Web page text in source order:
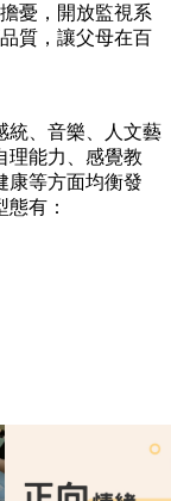
憂，開放監視系
質，讓父母在百
統、音樂、人文藝
理能力、感覺教
康等方面均衡發
有：